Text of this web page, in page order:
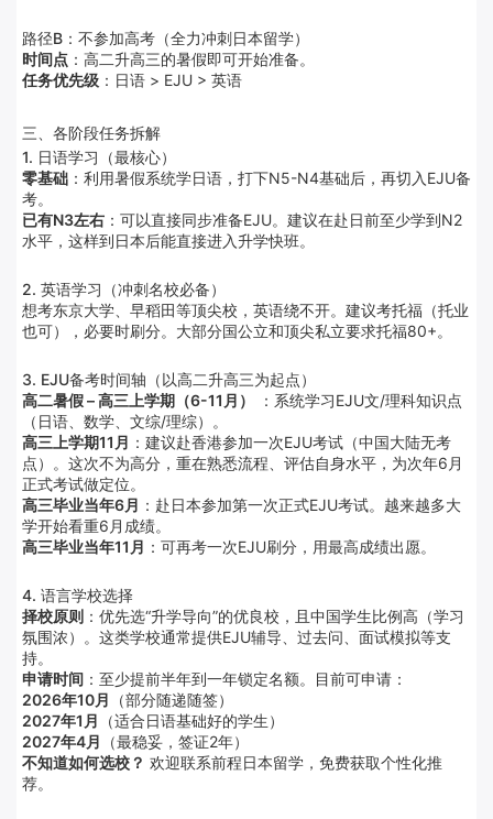
路径B：不参加高考（全力冲刺日本留学）
时间点 ：高二升高三的暑假即可开始准备。
任务优先级 ：日语 > EJU > 英语
三、各阶段任务拆解
1. 日语学习（最核心）
零基础 ：利用暑假系统学日语，打下N5-N4基础后，再切入EJU备
考。
已有N3左右 ：可以直接同步准备EJU。建议在赴日前至少学到N2
水平，这样到日本后能直接进入升学快班。
2. 英语学习（冲刺名校必备）
想考东京大学、早稻田等顶尖校，英语绕不开。建议考托福（托业
也可），必要时刷分。大部分国公立和顶尖私立要求托福80+。
3. EJU备考时间轴（以高二升高三为起点）
高二暑假 – 高三上学期（6-11月）
：系统学习EJU文/理科知识点
（日语、数学、文综/理综）。
高三上学期11月 ：建议赴香港参加一次EJU考试（中国大陆无考
点）。这次不为高分，重在熟悉流程、评估自身水平，为次年6月
正式考试做定位。
高三毕业当年6月 ：赴日本参加第一次正式EJU考试。越来越多大
学开始看重6月成绩。
高三毕业当年11月 ：可再考一次EJU刷分，用最高成绩出愿。
4. 语言学校选择
择校原则 ：优先选“升学导向”的优良校，且中国学生比例高（学习
氛围浓）。这类学校通常提供EJU辅导、过去问、面试模拟等支
持。
申请时间 ：至少提前半年到一年锁定名额。目前可申请：
2026年10月
（部分随递随签）
2027年1月
（适合日语基础好的学生）
2027年4月
（最稳妥，签证2年）
不知道如何选校？ 欢迎联系前程日本留学，免费获取个性化推
荐。